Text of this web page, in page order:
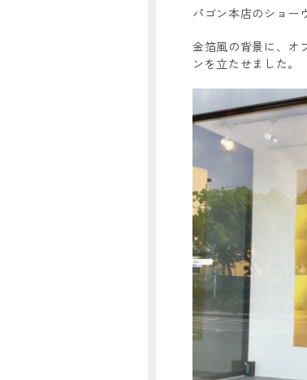
パゴン本店のショー
金箔風の背景に、オ
ンを立たせました。